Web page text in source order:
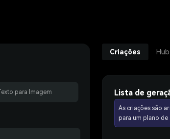
Texto para Imagem
Criações
Lista de
As criações são
para um plano de